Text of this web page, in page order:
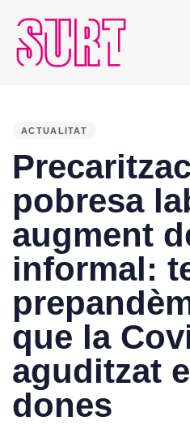
ACTUALITAT
pobresa
augment
informal:
que la
aguditzat
dones